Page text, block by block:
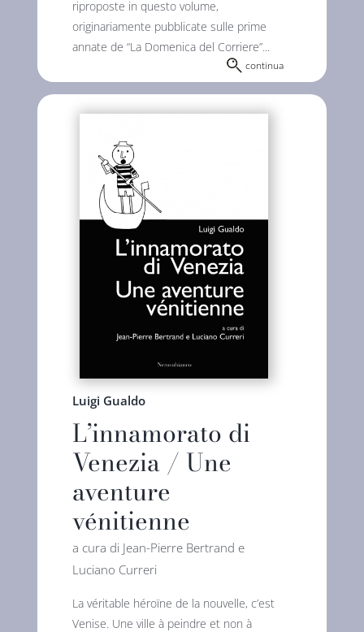
riproposte in questo volume,
originariamente pubblicate sulle prime
annate de “La Domenica del Corriere”...
continua
Luigi Gualdo
L’innamorato di
Venezia / Une
aventure
vénitienne
a cura di Jean-Pierre Bertrand e
Luciano Curreri
La véritable héroïne de la nouvelle, c’est
Venise. Une ville à peindre et non à